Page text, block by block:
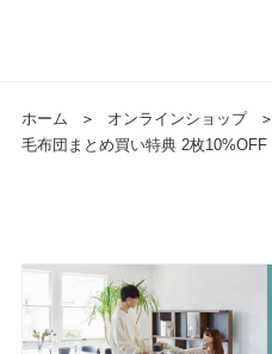
ホーム ＞ オンラインショップ ＞
毛布団まとめ買い特典 2枚10%OFF